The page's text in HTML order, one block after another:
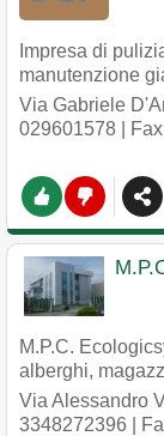
Impresa di
manutenzione
Via Gabriele
029601578 |
M.P.C.
alberghi,
Via Alessandro
3348272396 |